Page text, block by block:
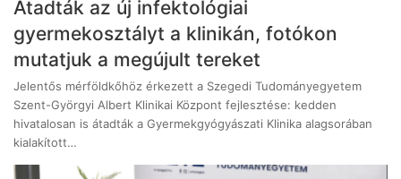
Átadták az új infektológiai
gyermekosztályt a klinikán, fotókon
mutatjuk a megújult tereket
Jelentős mérföldkőhöz érkezett a Szegedi Tudományegyetem
Szent-Györgyi Albert Klinikai Központ fejlesztése: kedden
hivatalosan is átadták a Gyermekgyógyászati Klinika alagsorában
kialakított…